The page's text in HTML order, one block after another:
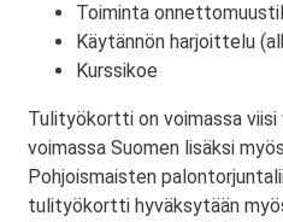
Toiminta
Käytännön harjoittelu
Kurssikoe
Tulityökortti on voimassa
voimassa Suomen lisäksi
Pohjoismaisten
tulityökortti hyväksytään